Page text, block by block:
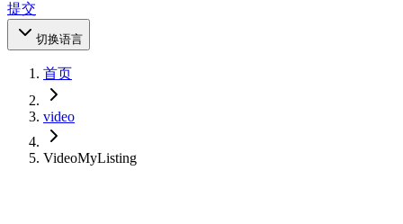
提交
切换语言
首页
video
VideoMyListing